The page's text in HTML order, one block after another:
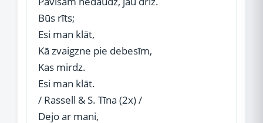
Būs rīts;
Esi man klāt,
Kā zvaigzne pie debesīm,
Kas mirdz.
Esi man klāt.
/ Rassell & S. Tīna (2x) /
Dejo ar mani,